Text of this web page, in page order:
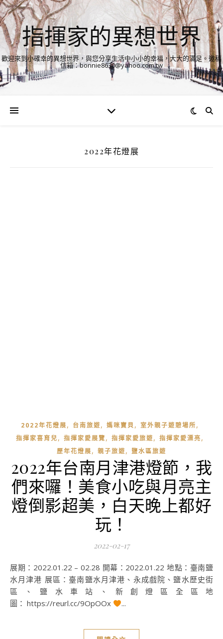
指揮家的異想世界
歡迎來到小確幸的異想世界，與您分享生活中小小的幸福，大大的滿足。邀稿
信箱：bonnie8630@yahoo.com.tw
2022年花燈展
2022年花燈展, 台南旅遊, 媽咪寶貝, 室外親子遊憩場所,
指揮家喜育兒, 指揮家愛展覽, 指揮家愛旅遊, 指揮家愛漂亮,
歷年花燈展, 親子旅遊, 鹽水區旅遊
2022年台南月津港燈節，我
們來囉！美食小吃與月亮主
燈倒影超美，白天晚上都好
玩！
2022-02-17
展期：2022.01.22 – 02.28 開幕：2022.01.22 地點：臺南鹽
水月津港 展區：臺南鹽水月津港、永成戲院、鹽水歷史街
區、鹽水車站、新創燈區全區地
圖： https://reurl.cc/9OpOOx
...